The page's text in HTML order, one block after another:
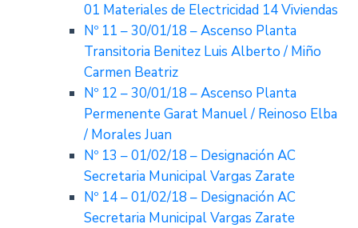
01 Materiales de Electricidad 14 Viviendas
Nº 11 – 30/01/18 – Ascenso Planta
Transitoria Benitez Luis Alberto / Miño
Carmen Beatriz
Nº 12 – 30/01/18 – Ascenso Planta
Permenente Garat Manuel / Reinoso Elba
/ Morales Juan
Nº 13 – 01/02/18 – Designación AC
Secretaria Municipal Vargas Zarate
Nº 14 – 01/02/18 – Designación AC
Secretaria Municipal Vargas Zarate